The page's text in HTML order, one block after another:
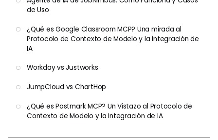
de Uso
¿Qué es Google Classroom MCP? Una mirada al
Protocolo de Contexto de Modelo y la Integración de
IA
Workday vs Justworks
JumpCloud vs ChartHop
¿Qué es Postmark MCP? Un Vistazo al Protocolo de
Contexto de Modelo y la Integración de IA